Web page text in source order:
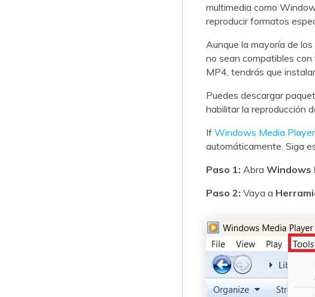
multimedia como
reproducir formatos
Aunque la mayoría de
no sean compatibles
MP4, tendrás que
Puedes descargar
habilitar la reproducción
If Windows Media
automáticamente. Siga
Paso 1: Abra Windows
Paso 2: Vaya a